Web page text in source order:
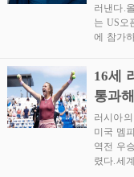
러낸다.
는 US오
에 참가
16세
통과
러시아
미국 멤
역전 우
렸다.세